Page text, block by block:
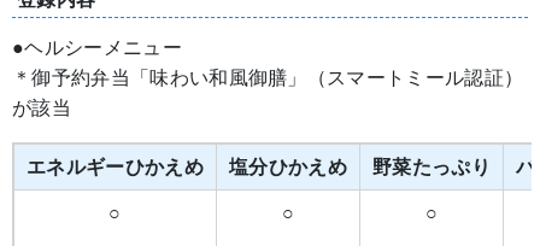
●ヘルシーメニュー
＊御予約弁当「味わい和風御膳」（スマートミール認証）
が該当
エネルギーひかえめ 塩分ひかえめ 野菜たっぷり バ
○ ○ ○